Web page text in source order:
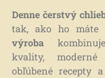
Denne čerstvý
tak, ako ho máte
výroba
kvality, moderné
obľúbené recepty